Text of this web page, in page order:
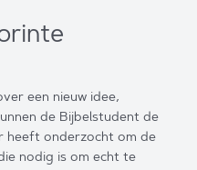
een nieuw idee,
de Bijbelstudent de
heeft onderzocht om de
nodig is om echt te